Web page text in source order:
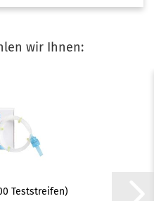
wir Ihnen:
Teststreifen)